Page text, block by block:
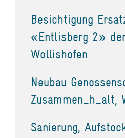
Besichtigung
«Entlisberg 2»
Wollishofen
Neubau
Zusammen_h_alt,
Sanierung,